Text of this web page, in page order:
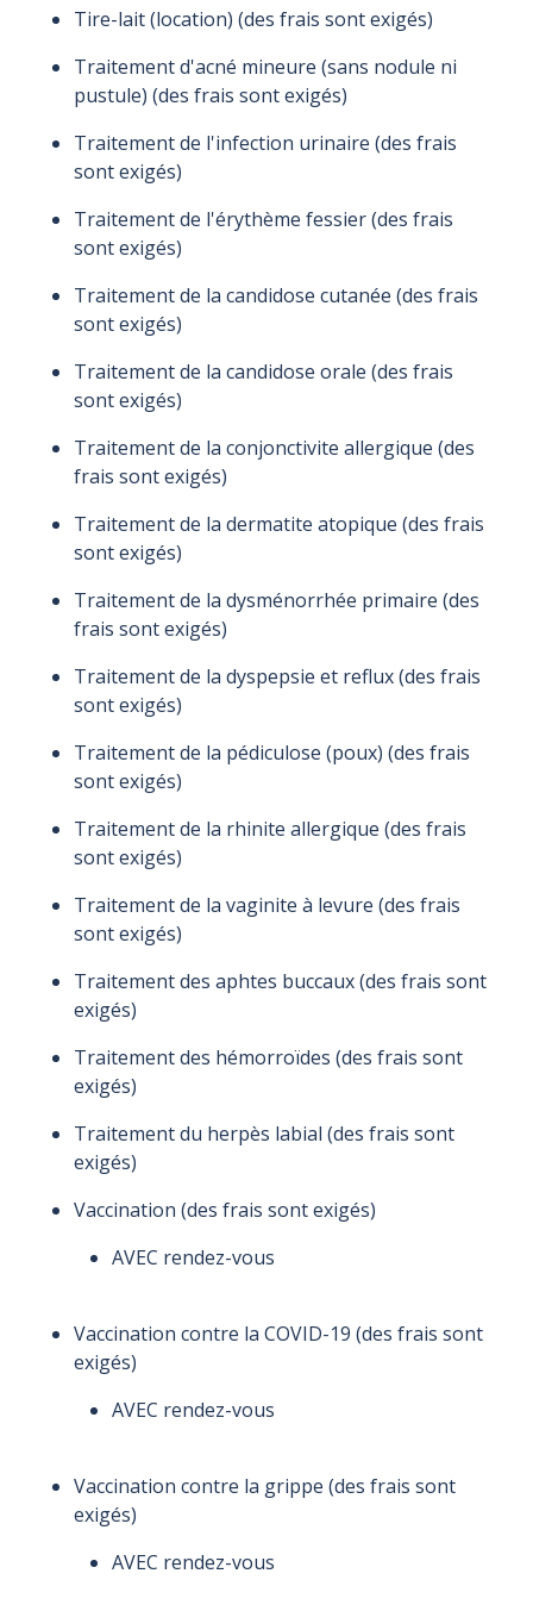
Tire-lait (location) (des frais sont exigés)
Traitement d'acné mineure (sans nodule ni
pustule) (des frais sont exigés)
Traitement de l'infection urinaire (des frais
sont exigés)
Traitement de l'érythème fessier (des frais
sont exigés)
Traitement de la candidose cutanée (des frais
sont exigés)
Traitement de la candidose orale (des frais
sont exigés)
Traitement de la conjonctivite allergique (des
frais sont exigés)
Traitement de la dermatite atopique (des frais
sont exigés)
Traitement de la dysménorrhée primaire (des
frais sont exigés)
Traitement de la dyspepsie et reflux (des frais
sont exigés)
Traitement de la pédiculose (poux) (des frais
sont exigés)
Traitement de la rhinite allergique (des frais
sont exigés)
Traitement de la vaginite à levure (des frais
sont exigés)
Traitement des aphtes buccaux (des frais sont
exigés)
Traitement des hémorroïdes (des frais sont
exigés)
Traitement du herpès labial (des frais sont
exigés)
Vaccination (des frais sont exigés)
AVEC rendez-vous
Vaccination contre la COVID-19 (des frais sont
exigés)
AVEC rendez-vous
Vaccination contre la grippe (des frais sont
exigés)
AVEC rendez-vous